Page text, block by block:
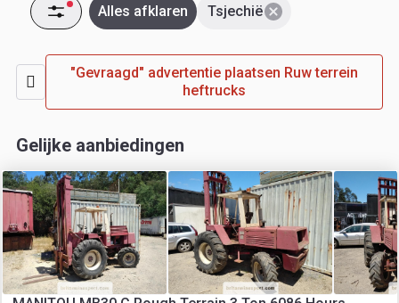
Tsjechië
Alles afklaren
"Gevraagd" advertentie plaatsen Ruw terrein
heftrucks
Gelijke aanbiedingen